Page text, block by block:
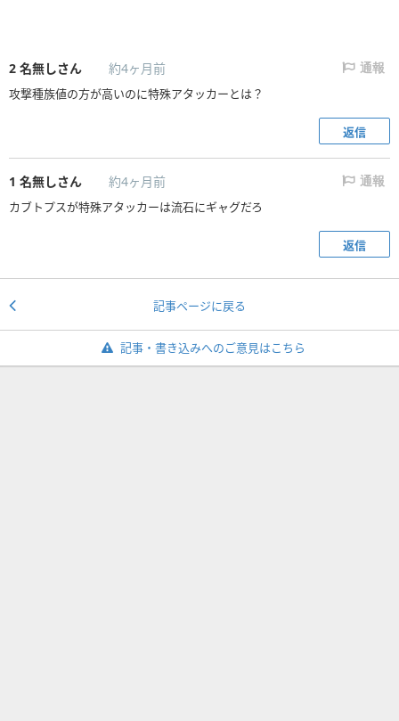
2 名無しさん 約4ヶ月前 通報
攻撃種族値の方が高いのに特殊アタッカーとは？
返信
1 名無しさん 約4ヶ月前 通報
カブトプスが特殊アタッカーは流石にギャグだろ
返信
記事ページに戻る
記事・書き込みへのご意見はこちら